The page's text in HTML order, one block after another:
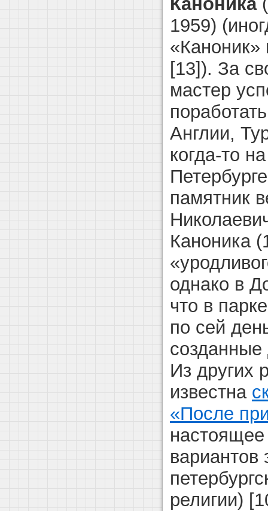
1959)
«Каноник»
[13]). За
мастер
Англии,
когда-то
памятник
Каноника
однако в
что в
по сей
Из других
известна
«После
вариантов
религии)